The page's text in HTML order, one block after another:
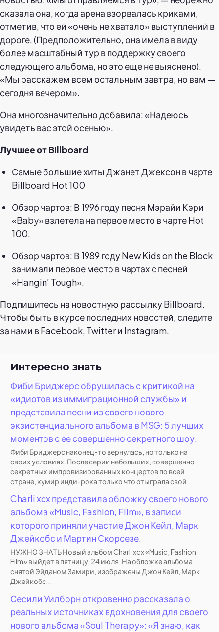
сказала она, когда арена взорвалась криками,
отметив, что ей «очень не хватало» выступлений в
дороге. (Предположительно, она имела в виду
более масштабный тур в поддержку своего
следующего альбома, но это еще не выяснено).
«Мы расскажем всем остальным завтра, но вам —
сегодня вечером».
Она многозначительно добавила: «Надеюсь
увидеть вас этой осенью».
Лучшее от Billboard
Самые большие хиты Джанет Джексон в чарте
Billboard Hot 100
Обзор чартов: В 1996 году песня Мэрайи Кэри
«Baby» взлетела на первое место в чарте Hot
100.
Обзор чартов: В 1989 году New Kids on the Block
занимали первое место в чартах с песней
«Hangin’ Tough».
Подпишитесь на новостную рассылку Billboard.
Чтобы быть в курсе последних новостей, следите
за нами в Facebook, Twitter и Instagram.
Интересно знать
Фиби Бриджерс обрушилась с критикой на
«идиотов из иммиграционной службы» и
представила песни из своего нового
экзистенциального альбома в MSG: 5 лучших
моментов с ее совершенно секретного шоу.
Фиби Бриджерс наконец-то вернулась, но только на
своих условиях. После серии небольших, совершенно
секретных импровизированных концертов по всей
стране, кумир инди-рока только что отыграла свой...
Charli xcx представила обложку своего нового
альбома «Music, Fashion, Film», в записи
которого приняли участие Джон Кейл, Марк
Джейкобс и Мартин Скорсезе.
НУЖНО ЗНАТЬ Новый альбом Charli xcx «Music, Fashion,
Film» выйдет в пятницу, 24 июля. На обложке альбома,
снятой Эйданом Замири, изображены Джон Кейл, Марк
Джейкобс...
Сесили Уилборн откровенно рассказала о
реальных источниках вдохновения для своего
нового альбома «Soul Therapy»: «Я знаю, как